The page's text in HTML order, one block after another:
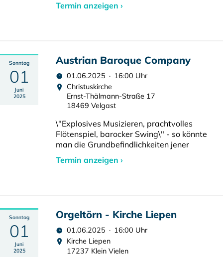
Termin anzeigen ›
Sonntag
01
Juni
2025
Austrian Baroque Company
01.06.2025 · 16:00 Uhr
Christuskirche
Ernst-Thälmann-Straße 17
18469 Velgast
\"Explosives Musizieren, prachtvolles
Flötenspiel, barocker Swing\" - so könnte
man die Grundbefindlichkeiten jener
Termin anzeigen ›
Sonntag
01
Juni
2025
Orgeltörn - Kirche Liepen
01.06.2025 · 16:00 Uhr
Kirche Liepen
17237 Klein Vielen